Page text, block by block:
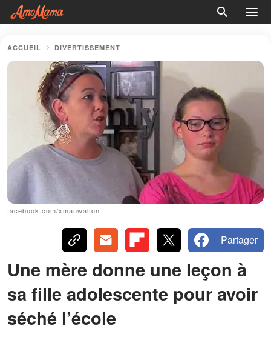
ACCUEIL DIVERTISSEMENT
facebook.com/xmanwalton
Partager
Une mère donne une leçon à
sa fille adolescente pour avoir
séché l’école